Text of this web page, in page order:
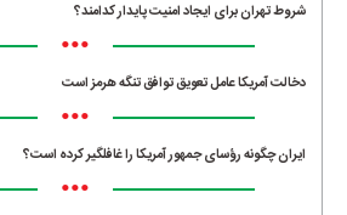
شروط تهران برای ایجاد امنیت پایدار کدامند؟
•••
دخالت آمریکا عامل تعویق توافق تنگه هرمز است
•••
ایران چگونه رؤسای جمهور آمریکا را غافلگیر کرده است؟
•••